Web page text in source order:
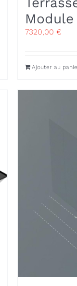
Module
7320,00€
Ajouter au